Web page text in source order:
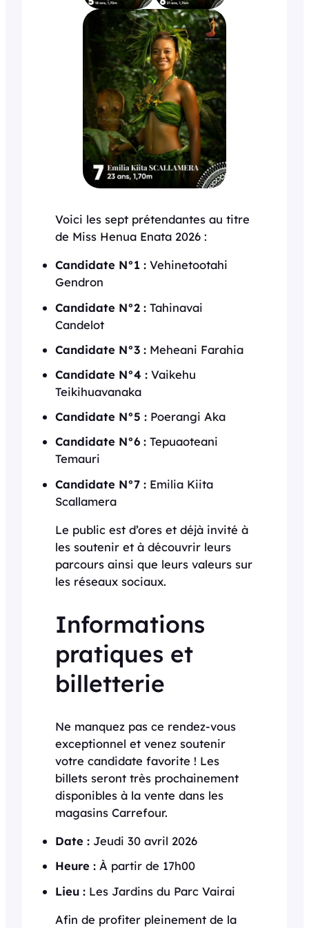
Voici les sept prétendantes au titre
de Miss Henua Enata 2026 :
Candidate N°1 : Vehinetootahi
Gendron
Candidate N°2 : Tahinavai
Candelot
Candidate N°3 : Meheani Farahia
Candidate N°4 : Vaikehu
Teikihuavanaka
Candidate N°5 : Poerangi Aka
Candidate N°6 : Tepuaoteani
Temauri
Candidate N°7 : Emilia Kiita
Scallamera
Le public est d’ores et déjà invité à
les soutenir et à découvrir leurs
parcours ainsi que leurs valeurs sur
les réseaux sociaux.
Informations
pratiques et
billetterie
Ne manquez pas ce rendez-vous
exceptionnel et venez soutenir
votre candidate favorite ! Les
billets seront très prochainement
disponibles à la vente dans les
magasins Carrefour.
Date : Jeudi 30 avril 2026
Heure : À partir de 17h00
Lieu : Les Jardins du Parc Vairai
Afin de profiter pleinement de la